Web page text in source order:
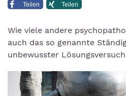
Teilen Teilen
Wie viele andere
auch das so genannte
unbewusster